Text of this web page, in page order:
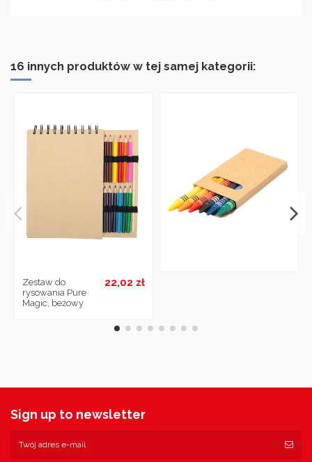
16 innych produktów w tej samej kategorii:
Zestaw do
rysowania Pure
Magic, beżowy
22,02 zł
Sign up to newsletter